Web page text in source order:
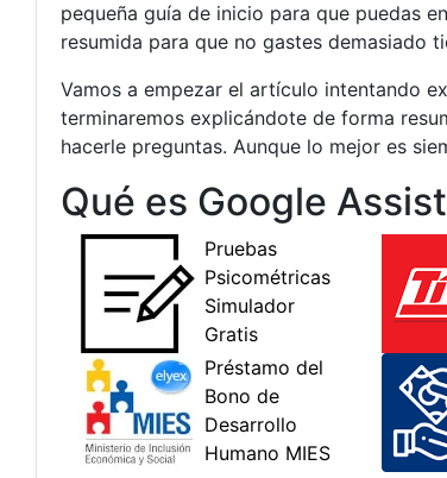
pequeña guía de inicio para que puedas
resumida para que no gastes demasiado
Vamos a empezar el artículo intentando
terminaremos explicándote de forma
hacerle preguntas. Aunque lo mejor es
Qué es Google